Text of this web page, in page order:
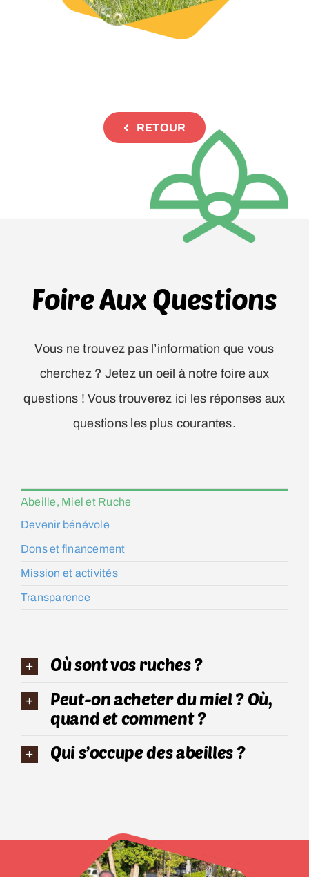
RETOUR
Foire Aux Questions
Vous ne trouvez pas l’information que vous
cherchez ? Jetez un oeil à notre foire aux
questions ! Vous trouverez ici les réponses aux
questions les plus courantes.
Abeille, Miel et Ruche
Devenir bénévole
Dons et financement
Mission et activités
Transparence
Où sont vos ruches ?
Peut-on acheter du miel ? Où,
quand et comment ?
Qui s’occupe des abeilles ?